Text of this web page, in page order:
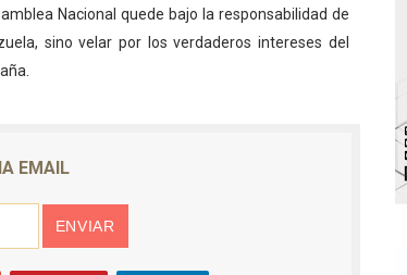
brinda recreación y cultura a niños del
deportivos de Zea en una enriquecedora
Mérida con plan de actualización y atención
para la instalación del detector Cherenkov
Nacional quede bajo la responsabilidad de
sino velar por los verdaderos intereses del
EMAIL